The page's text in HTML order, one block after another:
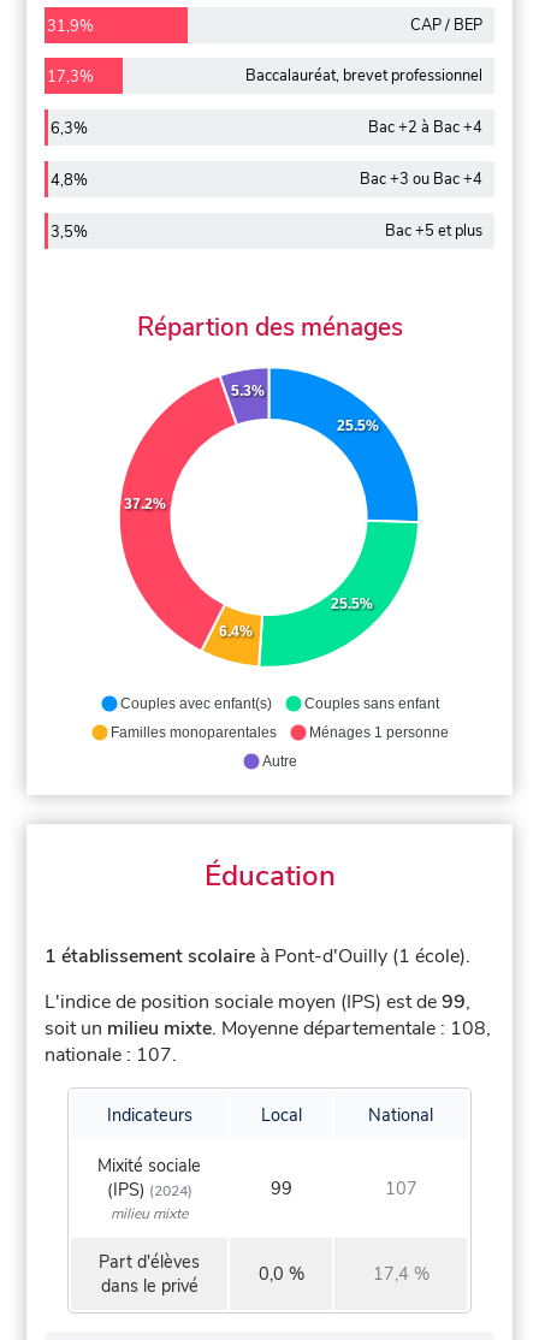
31,9% CAP / BEP
17,3% Baccalauréat, brevet professionnel
6,3% Bac +2 à Bac +4
4,8% Bac +3 ou Bac +4
3,5% Bac +5 et plus
Répartion des ménages
25.5%
25.5%
6.4%
37.2%
5.3%
Couples avec enfant(s)
Couples sans enfant
Familles monoparentales
Ménages 1 personne
Autre
Éducation
1 établissement scolaire à Pont-d'Ouilly (1 école).
L'indice de position sociale moyen (IPS) est de99,
soit un milieu mixte. Moyenne départementale : 108,
nationale : 107.
Indicateurs Local National
Mixité sociale
(IPS) (2024)
milieu mixte
99 107
Part d'élèves
dans le privé
0,0 % 17,4 %